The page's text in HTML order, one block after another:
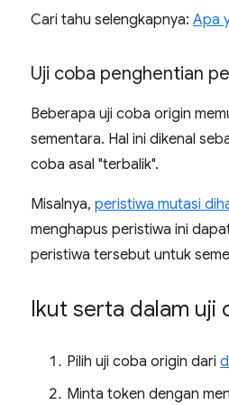
Cari tahu selengkapnya: Apa
Uji coba penghentian
Beberapa uji coba origin
sementara. Hal ini dikenal
coba asal "terbalik".
Misalnya, peristiwa mutasi
menghapus peristiwa ini
peristiwa tersebut untuk
Ikut serta dalam uji
Pilih uji coba origin dari
Minta token dengan